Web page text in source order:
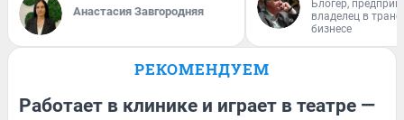
Анастасия Завгородняя
Блогер,
владелец в
бизнесе
РЕКОМЕНДУЕМ
Работает в клинике и играет в театре —